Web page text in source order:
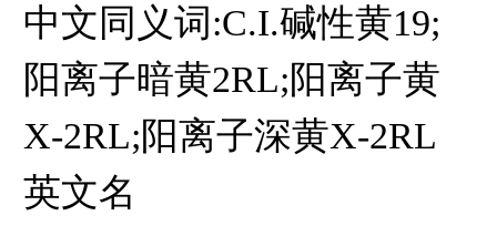
中文同义词:C.I.碱性黄19;
阳离子暗黄2RL;阳离子黄
X-2RL;阳离子深黄X-2RL
英文名